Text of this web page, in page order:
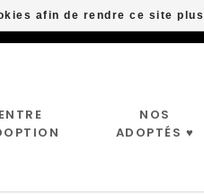
NOS
ADOPTÉS ♥
afin de rendre ce site